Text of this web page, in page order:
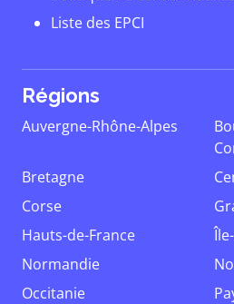
Liste des EPCI
Régions
Auvergne-Rhône-Alpes
Bourgogne-Franche-
Bretagne
Corse
Hauts-de-France
Normandie
Occitanie